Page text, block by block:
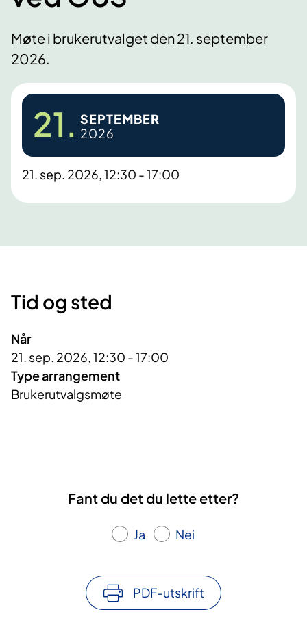
Møte i brukerutvalget den 21. september
2026.
21. SEPTEMBER
2026
21. sep. 2026, 12:30 - 17:00
Tid og sted
Når
21. sep. 2026, 12:30 - 17:00
Type arrangement
Brukerutvalgsmøte
Fant du det du lette etter?
Ja Nei
PDF-utskrift